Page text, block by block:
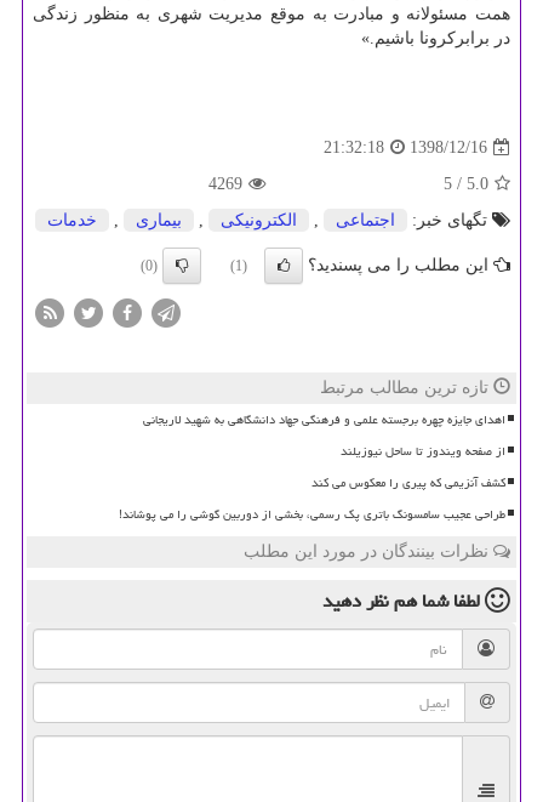
همت مسئولانه و مبادرت به موقع مدیریت شهری به منظور زندگی
در برابركرونا باشیم.»
1398/12/16
21:32:18
5.0
/ 5
4269
تگهای خبر:
اجتماعی , الكترونیكی , بیماری , خدمات
این مطلب را می پسندید؟ (1)
(0)
تازه ترین مطالب مرتبط
اهدای جایزه چهره برجسته علمی و فرهنگی جهاد دانشگاهی به شهید لاریجانی
از صفحه ویندوز تا ساحل نیوزیلند
کشف آنزیمی که پیری را معکوس می کند
طراحی عجیب سامسونگ باتری پک رسمی، بخشی از دوربین گوشی را می پوشاند!
نظرات بینندگان در مورد این مطلب
لطفا شما همنظر دهید